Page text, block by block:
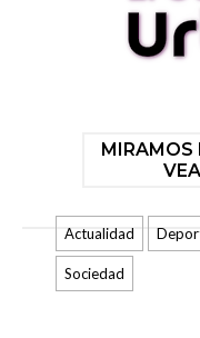
MIRAMOS
Actualidad
Sociedad